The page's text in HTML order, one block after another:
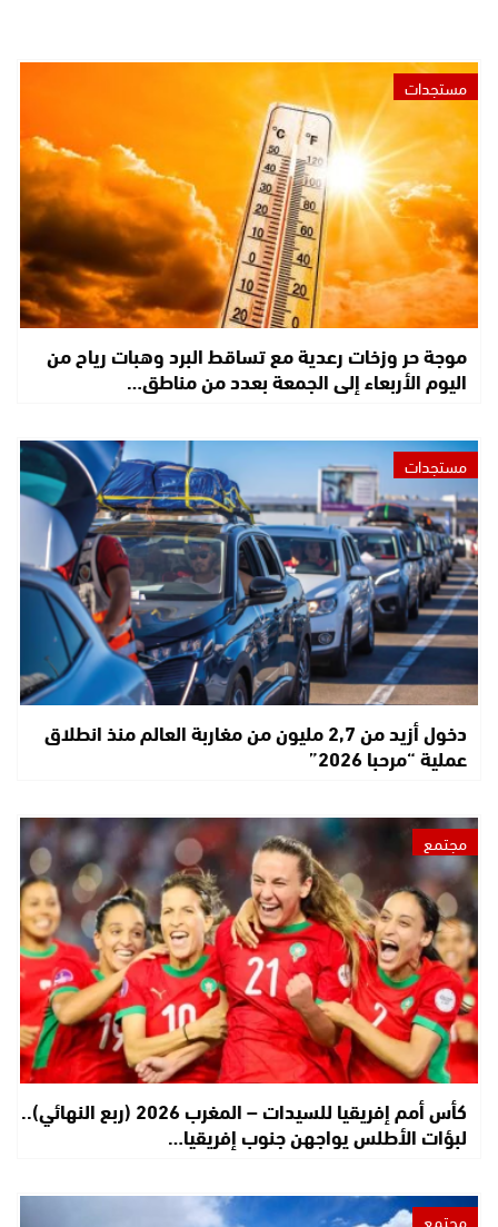
مستجدات
موجة حر وزخات رعدية مع تساقط البرد وهبات رياح من
اليوم الأربعاء إلى الجمعة بعدد من مناطق…
مستجدات
دخول أزيد من 2,7 مليون من مغاربة العالم منذ انطلاق
عملية “مرحبا 2026”
مجتمع
كأس أمم إفريقيا للسيدات – المغرب 2026 (ربع النهائي)..
لبؤات الأطلس يواجهن جنوب إفريقيا…
مجتمع